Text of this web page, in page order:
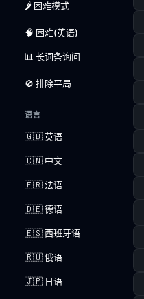
🌶️ 困难模式
🧠 困难(英语)
📊 长词条询问
🚫 排除平局
语言
🇬🇧 英语
🇨🇳 中文
🇫🇷 法语
🇩🇪 德语
🇪🇸 西班牙语
🇷🇺 俄语
🇯🇵 日语